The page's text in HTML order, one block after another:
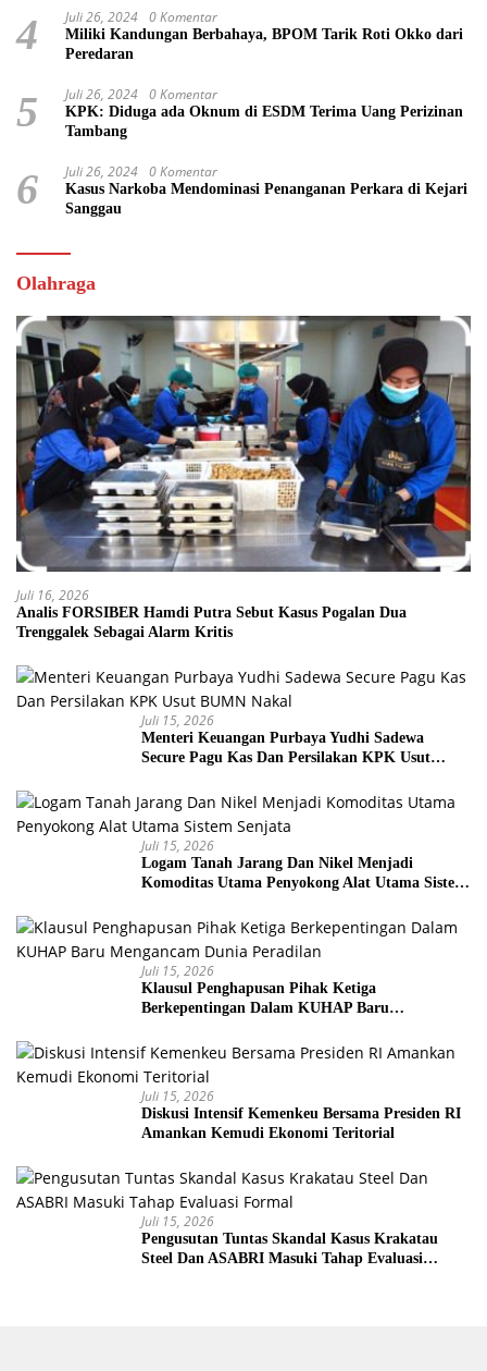
4 Juli 26, 2024 0 Komentar
Miliki Kandungan Berbahaya, BPOM Tarik Roti Okko dari
Peredaran
5 Juli 26, 2024 0 Komentar
KPK: Diduga ada Oknum di ESDM Terima Uang Perizinan
Tambang
6 Juli 26, 2024 0 Komentar
Kasus Narkoba Mendominasi Penanganan Perkara di Kejari
Sanggau
Olahraga
Juli 16, 2026
Analis FORSIBER Hamdi Putra Sebut Kasus Pogalan Dua
Trenggalek Sebagai Alarm Kritis
Juli 15, 2026
Menteri Keuangan Purbaya Yudhi Sadewa
Secure Pagu Kas Dan Persilakan KPK Usut
Juli 15, 2026
Logam Tanah Jarang Dan Nikel Menjadi
Komoditas Utama Penyokong Alat Utama Sistem
Juli 15, 2026
Klausul Penghapusan Pihak Ketiga
Berkepentingan Dalam KUHAP Baru
Juli 15, 2026
Diskusi Intensif Kemenkeu Bersama Presiden RI
Amankan Kemudi Ekonomi Teritorial
Juli 15, 2026
Pengusutan Tuntas Skandal Kasus Krakatau
Steel Dan ASABRI Masuki Tahap Evaluasi